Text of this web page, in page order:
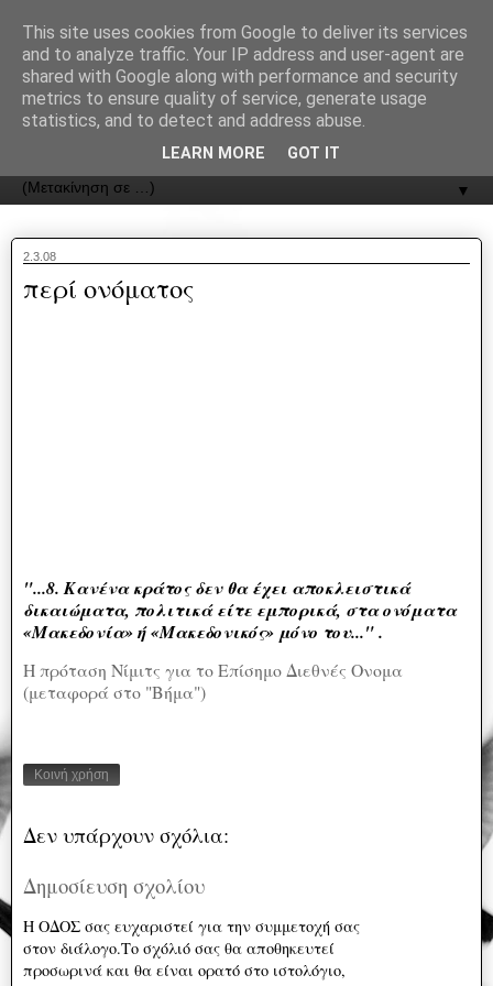
ΟΔΟΣ
▼
2.3.08
περί ονόματος
"...8. Κανένα κράτος δεν θα έχει αποκλειστικά
δικαιώματα, πολιτικά είτε εμπορικά, στα ονόματα
«Μακεδονία» ή «Μακεδονικός» μόνο του..." .
Η πρόταση Νίμιτς για το Επίσημο Διεθνές Ονομα
(μεταφορά στο "Βήμα")
Κοινή χρήση
Δεν υπάρχουν σχόλια:
Δημοσίευση σχολίου
Η ΟΔΟΣ σας ευχαριστεί για την συμμετοχή σας
στον διάλογο.Το σχόλιό σας θα αποθηκευτεί
προσωρινά και θα είναι ορατό στο ιστολόγιο,
This site uses cookies from Google to deliver its services
and to analyze traffic. Your IP address and user-agent are
shared with Google along with performance and security
metrics to ensure quality of service, generate usage
statistics, and to detect and address abuse.
LEARN MORE GOT IT